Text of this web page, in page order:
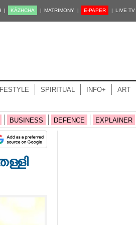
| KĀZHCHA | MATRIMONY | E-PAPER | LIVE TV
SPIRITUAL INFO+ ART
BUSINESS DEFENCE EXPLAINER